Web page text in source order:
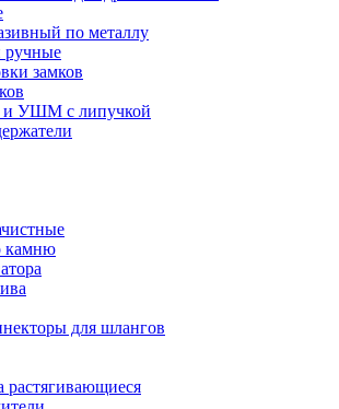
по металлу
ручные
замков
и УШМ с липучкой
камню
для шлангов
растягивающиеся